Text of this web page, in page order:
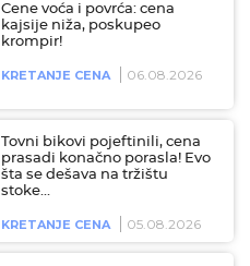
Cene voća i povrća: cena
kajsije niža, poskupeo
krompir!
KRETANJE CENA 06.08.2026
Tovni bikovi pojeftinili, cena
prasadi konačno porasla! Evo
šta se dešava na tržištu
stoke…
KRETANJE CENA 05.08.2026